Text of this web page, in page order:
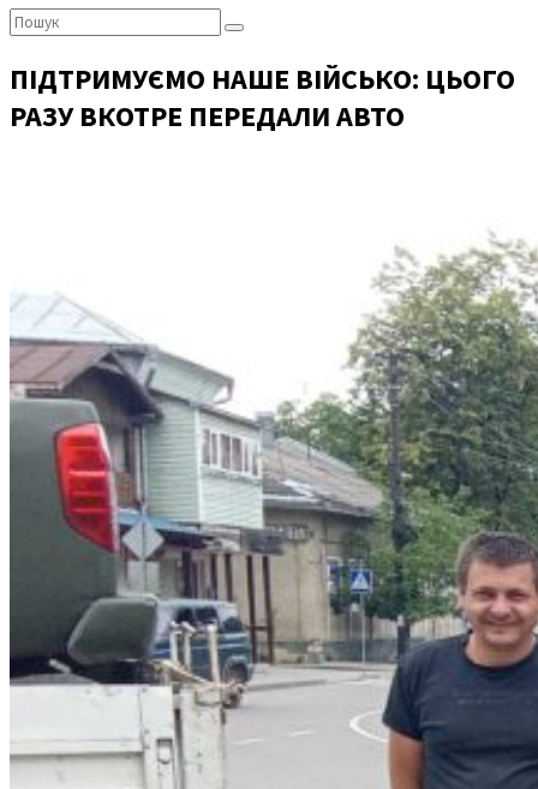
Пошук:
ПІДТРИМУЄМО НАШЕ ВІЙСЬКО: ЦЬОГО
РАЗУ ВКОТРЕ ПЕРЕДАЛИ АВТО